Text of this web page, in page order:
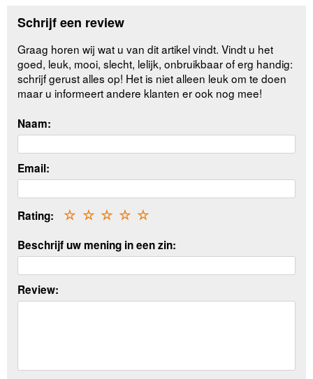
Schrijf een review
Graag horen wij wat u van dit artikel vindt. Vindt u het
goed, leuk, mooi, slecht, lelijk, onbruikbaar of erg handig:
schrijf gerust alles op! Het is niet alleen leuk om te doen
maar u informeert andere klanten er ook nog mee!
Naam:
Email:
Rating: ☆
☆
☆
☆
☆
Beschrijf uw mening in een zin:
Review: